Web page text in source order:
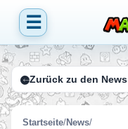
☰
Zurück zu den News
Startseite/News/